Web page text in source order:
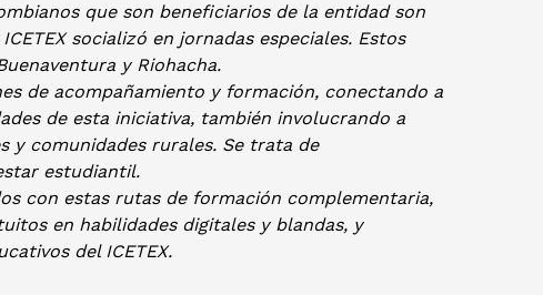
que son beneficiarios de la entidad son
socializó en jornadas especiales. Estos
y Riohacha.
de acompañamiento y formación, conectando a
de esta iniciativa, también involucrando a
y comunidades rurales. Se trata de
estudiantil.
con estas rutas de formación complementaria,
en habilidades digitales y blandas, y
del ICETEX.